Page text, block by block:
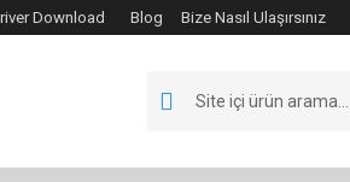
Download Blog Bize Nasıl Ulaşırsınız